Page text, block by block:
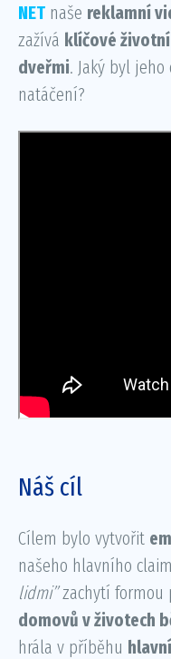
NET naše reklamní
zažívá klíčové
dveřmi. Jaký byl
natáčení?
Náš cíl
Cílem bylo vytvořit
našeho hlavního
lidmi”zachytí formou
domovů v životech
hrála v příběhu